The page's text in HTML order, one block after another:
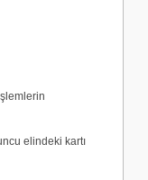
elindeki kartı